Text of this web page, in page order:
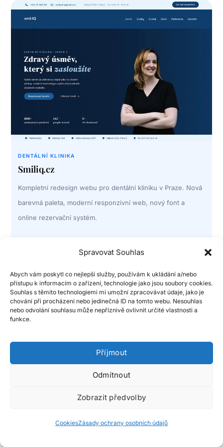
Spravovat Souhlas
Abych vám poskytl co nejlepší služby, používám k ukládání a/nebo
přístupu k informacím o zařízení, technologie jako jsou soubory cookies.
Souhlas s těmito technologiemi mi umožní zpracovávat údaje, jako je
chování při procházení nebo jedinečná ID na tomto webu. Nesouhlas
nebo odvolání souhlasu může nepříznivě ovlivnit určité vlastnosti a
funkce.
Příjmout
Odmítnout
Zobrazit předvolby
CookiesZásady ochrany osobních údajů
DENTÁLNÍ KLINIKA
Smiliq.cz
Kompletní redesign webu pro dentální kliniku v Praze. Nová
barevná paleta, moderní responzivní web, nový font a
online rezervační systém.
Moderní responzivní web
Online rezervace
Nová barevná paleta a font
Přejí na detail